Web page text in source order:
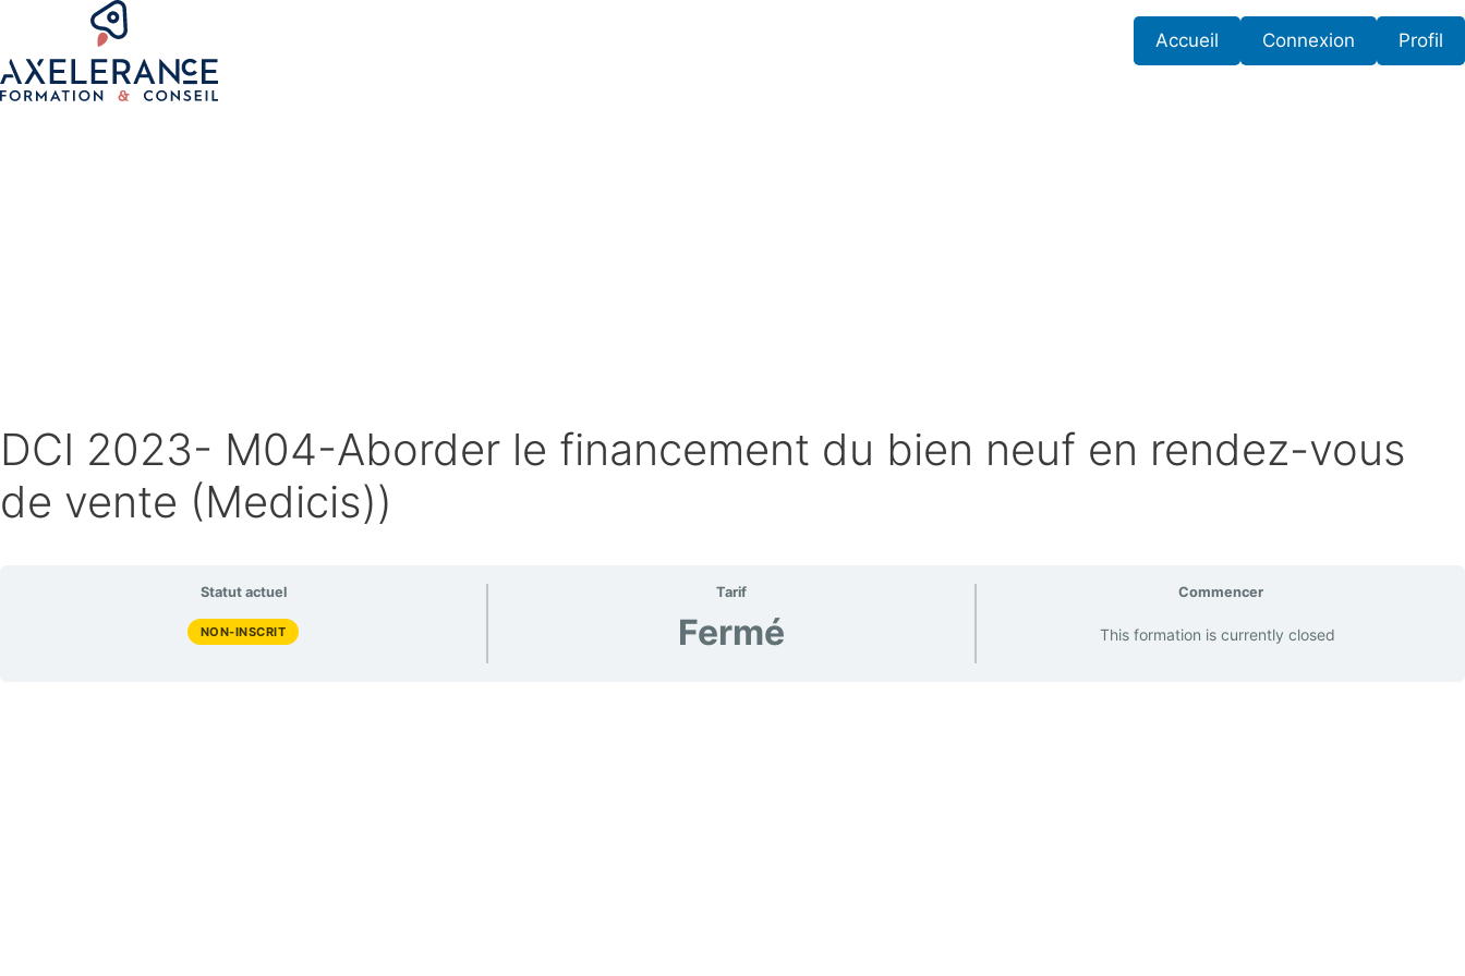
Accueil Connexion Profil
DCI 2023- M04-Aborder le financement du bien neuf en rendez-vous
de vente (Medicis))
Statut actuel
NON-INSCRIT
Tarif
Fermé
Commencer
This formation is currently closed